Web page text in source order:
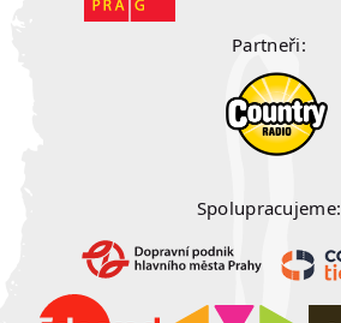
Partneři:
Spolupracujeme: